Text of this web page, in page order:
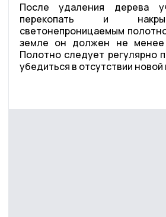
После удаления дерева
перекопать и
светонепроницаемым
земле он должен не менее
Полотно следует регулярно
убедиться в отсутствии новой